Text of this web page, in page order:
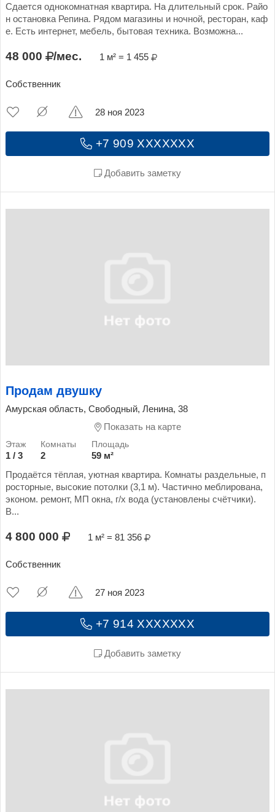
Сдается однокомнатная квартира. На длительный срок. Райо
н остановка Репина. Рядом магазины и ночной, ресторан, каф
е. Есть интернет, мебель, бытовая техника. Возможна...
48 000 /мес. 1 м² = 1 455
Собственник
+7 909 XXXXXXX
Добавить заметку
28 ноя 2023
Продам двушку
Амурская область, Свободный, Ленина, 38
Показать на карте
1 / 3 2
59 м²
Продаётся тёплая, уютная квартира. Комнаты раздельные, п
росторные, высокие потолки (3,1 м). Частично меблирована,
эконом. ремонт, МП окна, г/х вода (установлены счётчики).
В...
4 800 000 1 м² = 81 356
Собственник
+7 914 XXXXXXX
Добавить заметку
27 ноя 2023